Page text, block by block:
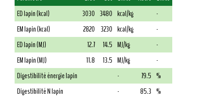
ED lapin (kcal)
3030 3480 kcal/kg
-
EM lapin (kcal)
2820 3230 kcal/kg
-
ED lapin (MJ)
12.7 14.5 MJ/kg
-
EM lapin (MJ)
11.8 13.5 MJ/kg
-
Digestibilité énergie lapin
- 79.5 %
Digestibilité N lapin
- 85.3 %